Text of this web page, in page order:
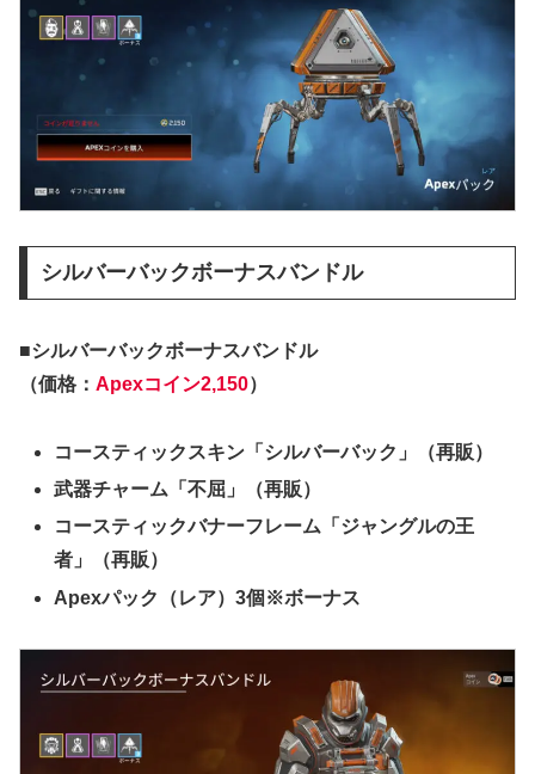
シルバーバックボーナスバンドル
■シルバーバックボーナスバンドル
（価格： Apexコイン2,150）
コースティックスキン「シルバーバック」（再販）
武器チャーム「不屈」（再販）
コースティックバナーフレーム「ジャングルの王
者」（再販）
Apexパック（レア）3個※ボーナス